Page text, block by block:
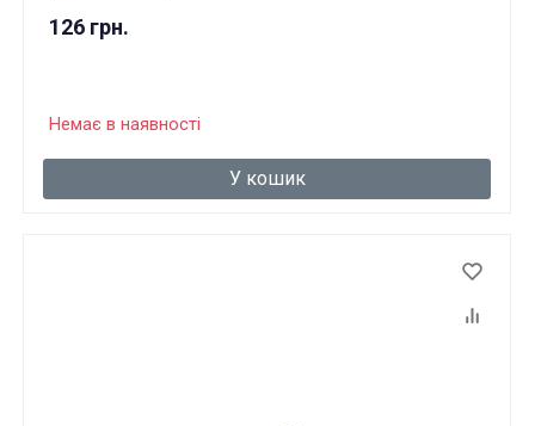
126 грн.
Немає в наявності
У кошик